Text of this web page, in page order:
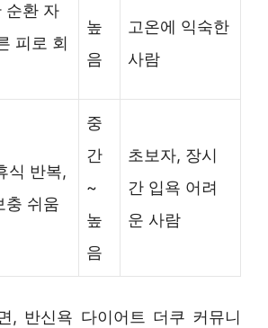
순환 자
피로 회
높
음
고온에 익숙한
사람
식 반복,
충 쉬움
중
간
~
높
음
초보자, 장시
간 입욕 어려
운 사람
, 반신욕 다이어트 더쿠 커뮤니